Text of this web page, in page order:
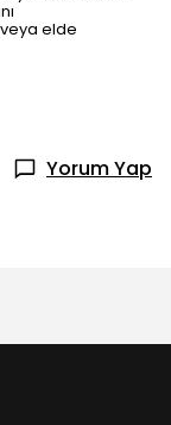
elde
Yorum Yap